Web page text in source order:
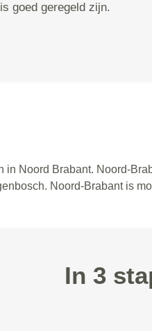
goed geregeld zijn.
in Noord Brabant. Noord-
Noord-Brabant is
In 3